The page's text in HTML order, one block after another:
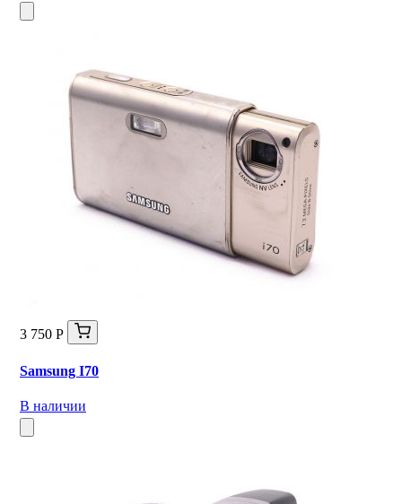
3 750 Р
Samsung I70
В наличии